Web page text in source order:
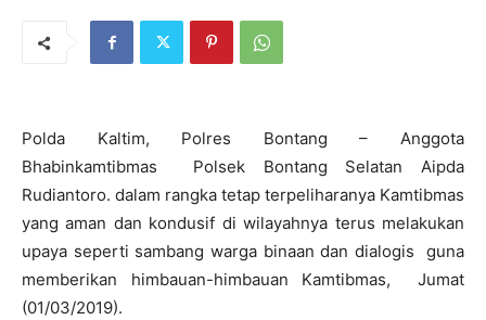
Polda Kaltim, Polres Bontang – Anggota
Bhabinkamtibmas Polsek Bontang Selatan Aipda
Rudiantoro. dalam rangka tetap terpeliharanya Kamtibmas
yang aman dan kondusif di wilayahnya terus melakukan
upaya seperti sambang warga binaan dan dialogis guna
memberikan himbauan-himbauan Kamtibmas, Jumat
(01/03/2019).